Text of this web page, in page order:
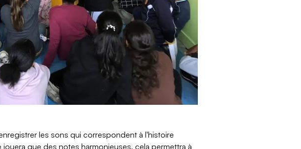
les sons qui correspondent à l'histoire
que des notes harmonieuses, cela permettra à